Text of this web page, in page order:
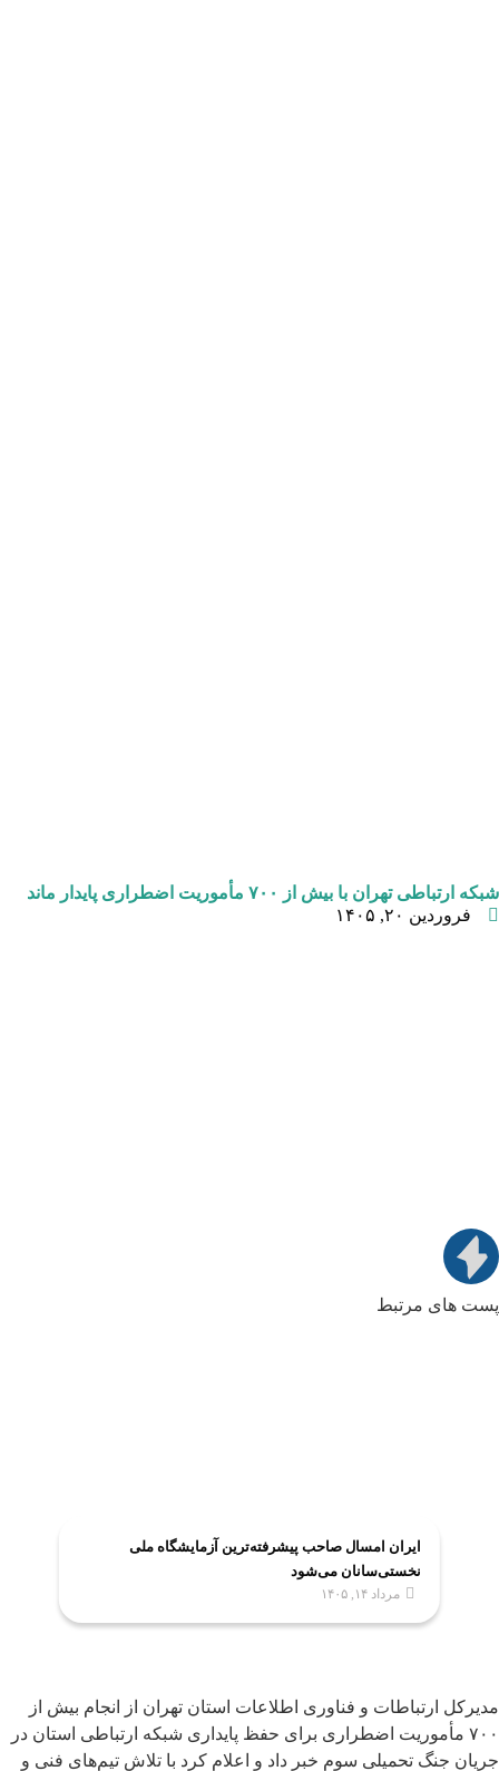
شبکه ارتباطی تهران با بیش از ۷۰۰ مأموریت اضطراری پایدار ماند
فروردین ۲۰, ۱۴۰۵
پست های مرتبط
ایران امسال صاحب پیشرفته‌ترین آزمایشگاه ملی
نخستی‌سانان می‌شود
مرداد ۱۴, ۱۴۰۵
مدیرکل ارتباطات و فناوری اطلاعات استان تهران از انجام بیش از
۷۰۰ مأموریت اضطراری برای حفظ پایداری شبکه ارتباطی استان در
جریان جنگ تحمیلی سوم خبر داد و اعلام کرد با تلاش تیم‌های فنی و